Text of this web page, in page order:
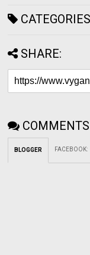
SHARE:
COMMENTS
BLOGGER FACEBOOK: